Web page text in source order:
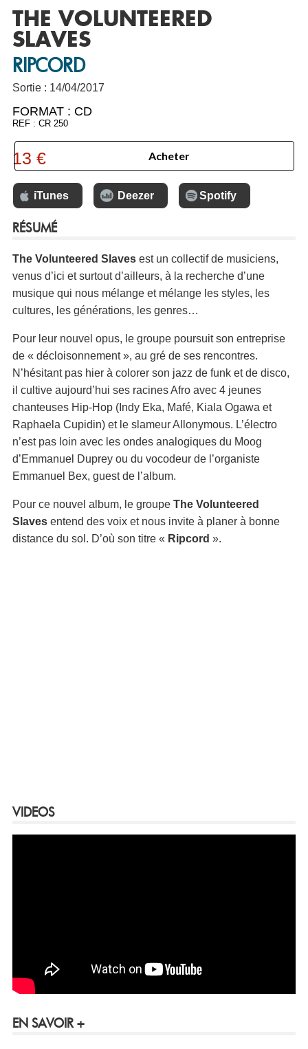
THE VOLUNTEERED
SLAVES
RIPCORD
Sortie : 14/04/2017
FORMAT : CD
REF : CR 250
13 € Acheter
iTunes Deezer Spotify
RÉSUMÉ
The Volunteered Slavesest un collectif de musiciens,
venus d’ici et surtout d’ailleurs, à la recherche d’une
musique qui nous mélange et mélange les styles, les
cultures, les générations, les genres…
Pour leur nouvel opus, le groupe poursuit son entreprise
de « décloisonnement », au gré de ses rencontres.
N’hésitant pas hier à colorer son jazz de funk et de disco,
il cultive aujourd’hui ses racines Afro avec 4 jeunes
chanteuses Hip-Hop (Indy Eka, Mafé, Kiala Ogawa et
Raphaela Cupidin) et le slameur Allonymous. L’électro
n’est pas loin avec les ondes analogiques du Moog
d’Emmanuel Duprey ou du vocodeur de l’organiste
Emmanuel Bex, guest de l’album.
Pour ce nouvel album, le groupe The Volunteered
Slavesentend des voix et nous invite à planer à bonne
distance du sol. D’où son titre « Ripcord ».
VIDEOS
EN SAVOIR +